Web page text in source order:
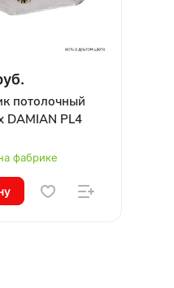
потолочный
DAMIAN PL4
фабрике